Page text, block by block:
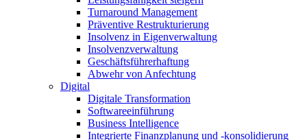
Turnaround Management
Präventive Restrukturierung
Insolvenz in Eigenverwaltung
Insolvenzverwaltung
Geschäftsführerhaftung
Abwehr von Anfechtung
Digital
Digitale Transformation
Softwareeinführung
Business Intelligence
Integrierte Finanzplanung und -konsolidierung